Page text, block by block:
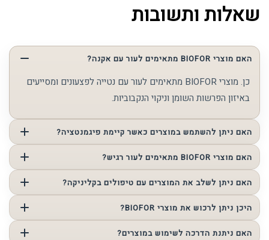
שאלות ותשובות
האם מוצרי BIOFOR מתאימים לעור עם אקנה?
כן. מוצרי BIOFOR מתאימים לעור עם נטייה לפצעונים ומסייעים
באיזון הפרשות השומן וניקוי הנקבוביות.
האם ניתן להשתמש במוצרים כאשר קיימת פיגמנטציה?
כן. מוצרי BIOFOR תומכים בחידוש העור ובהבהרת המראה הכללי.
האם מוצרי BIOFOR מתאימים לעור רגיש?
במקרים רבים ניתן לשלב את המוצרים בצורה מבוקרת בהתאם
לרמת הרגישות ובהתאמה מקצועית.
האם ניתן לשלב את המוצרים עם טיפולים בקליניקה?
כן. מוצרי BIOFOR משתלבים כחלק מתהליך טיפולי מקצועי
ושמירה על התוצאות.
היכן ניתן לרכוש את מוצרי BIOFOR?
ניתן לרכוש את מוצרי BIOFOR בקליניקה של גל שמש לאחרהאם ניתנת הדרכה לשימוש במוצרים?